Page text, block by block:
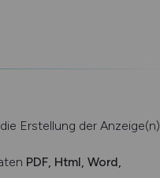
Erstellung der Anzeige(n)
PDF, Html, Word,